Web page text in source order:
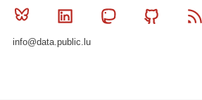
Bluesky Linkedin MastodonGithub
info@data.public.lu